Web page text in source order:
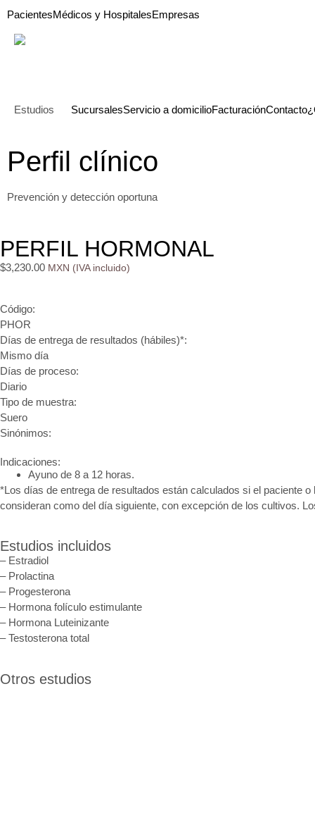
PacientesMédicos y HospitalesEmpresas
Estudios SucursalesServicio a domicilioFacturaciónContacto
Perfil clínico
Prevención y detección oportuna
PERFIL HORMONAL
$3,230.00
Código:
PHOR
Días de entrega de resultados (hábiles)*:
Mismo día
Días de proceso:
Diario
Tipo de muestra:
Suero
Sinónimos:
Indicaciones:
Ayuno de 8 a 12 horas.
*Los días de entrega de resultados están calculados si el paciente
consideran como del día siguiente, con excepción de los cultivos.
Estudios incluidos
– Estradiol
– Prolactina
– Progesterona
– Hormona folículo estimulante
– Hormona Luteinizante
– Testosterona total
Otros estudios